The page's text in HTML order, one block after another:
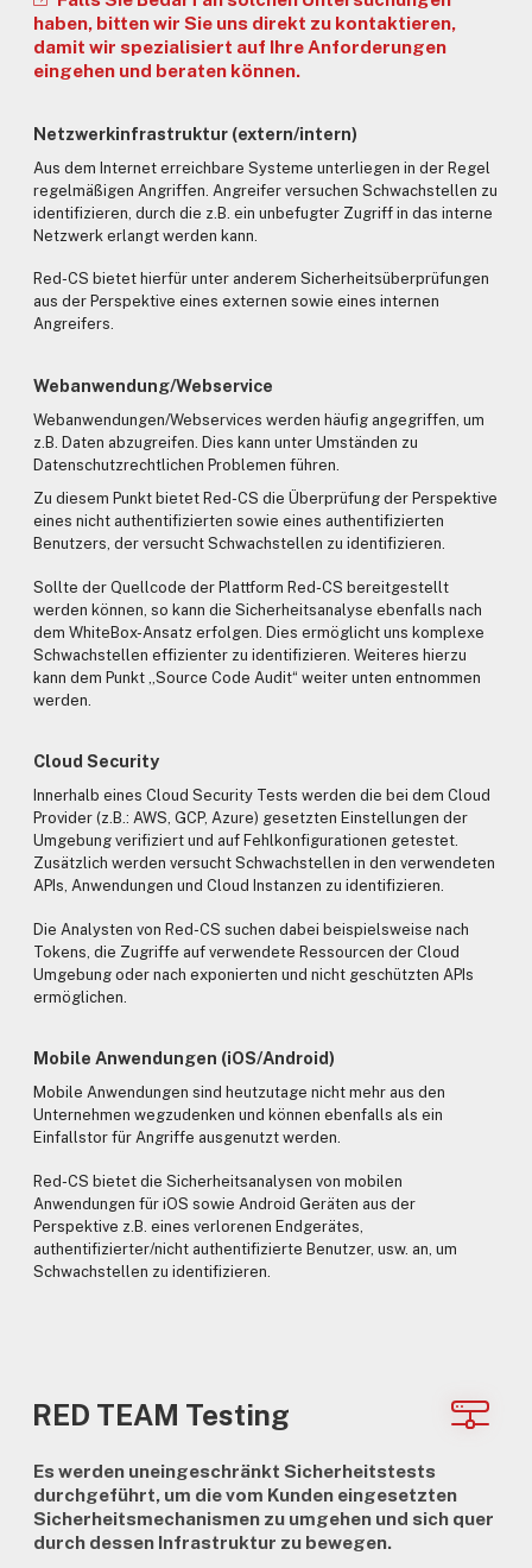
haben, bitten wir Sie uns direkt zu kontaktieren,
damit wir spezialisiert auf Ihre Anforderungen
eingehen und beraten können.
Netzwerkinfrastruktur (extern/intern)
Aus dem Internet erreichbare Systeme unterliegen in der Regel
regelmäßigen Angriffen. Angreifer versuchen Schwachstellen zu
identifizieren, durch die z.B. ein unbefugter Zugriff in das interne
Netzwerk erlangt werden kann.
Red-CS bietet hierfür unter anderem Sicherheitsüberprüfungen
aus der Perspektive eines externen sowie eines internen
Angreifers.
Webanwendung/Webservice
Webanwendungen/Webservices werden häufig angegriffen, um
z.B. Daten abzugreifen. Dies kann unter Umständen zu
Datenschutzrechtlichen Problemen führen.
Zu diesem Punkt bietet Red-CS die Überprüfung der Perspektive
eines nicht authentifizierten sowie eines authentifizierten
Benutzers, der versucht Schwachstellen zu identifizieren.
Sollte der Quellcode der Plattform Red-CS bereitgestellt
werden können, so kann die Sicherheitsanalyse ebenfalls nach
dem WhiteBox-Ansatz erfolgen. Dies ermöglicht uns komplexe
Schwachstellen effizienter zu identifizieren. Weiteres hierzu
kann dem Punkt „Source Code Audit“ weiter unten entnommen
werden.
Cloud Security
Innerhalb eines Cloud Security Tests werden die bei dem Cloud
Provider (z.B.: AWS, GCP, Azure) gesetzten Einstellungen der
Umgebung verifiziert und auf Fehlkonfigurationen getestet.
Zusätzlich werden versucht Schwachstellen in den verwendeten
APIs, Anwendungen und Cloud Instanzen zu identifizieren.
Die Analysten von Red-CS suchen dabei beispielsweise nach
Tokens, die Zugriffe auf verwendete Ressourcen der Cloud
Umgebung oder nach exponierten und nicht geschützten APIs
ermöglichen.
Mobile Anwendungen (iOS/Android)
Mobile Anwendungen sind heutzutage nicht mehr aus den
Unternehmen wegzudenken und können ebenfalls als ein
Einfallstor für Angriffe ausgenutzt werden.
Red-CS bietet die Sicherheitsanalysen von mobilen
Anwendungen für iOS sowie Android Geräten aus der
Perspektive z.B. eines verlorenen Endgerätes,
authentifizierter/nicht authentifizierte Benutzer, usw. an, um
Schwachstellen zu identifizieren.
RED TEAM Testing
Es werden uneingeschränkt Sicherheitstests
durchgeführt, um die vom Kunden eingesetzten
Sicherheitsmechanismen zu umgehen und sich quer
durch dessen Infrastruktur zu bewegen.